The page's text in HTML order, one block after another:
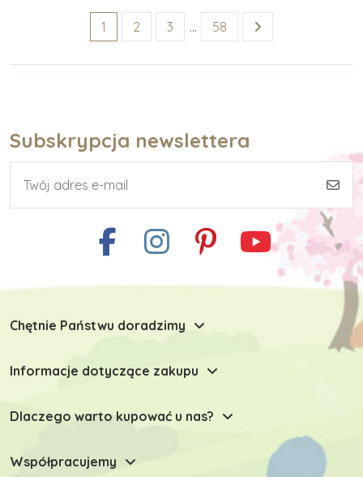
1 2 3 … 58
Subskrypcja newslettera
Chętnie Państwu doradzimy
Informacje dotyczące zakupu
Dlaczego warto kupować u nas?
Współpracujemy